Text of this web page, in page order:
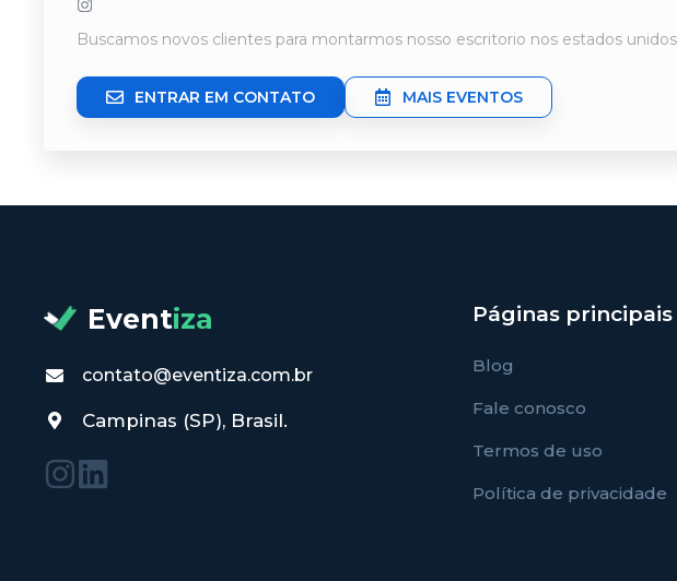
Buscamos novos clientes para montarmos nosso escritorio nos estados unidos
ENTRAR EM CONTATO MAIS EVENTOS
Eventiza
contato@eventiza.com.br
Campinas (SP), Brasil.
Páginas principais
Blog
Fale conosco
Termos de uso
Política de privacidade